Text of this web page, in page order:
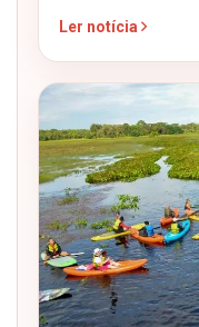
Ler notícia